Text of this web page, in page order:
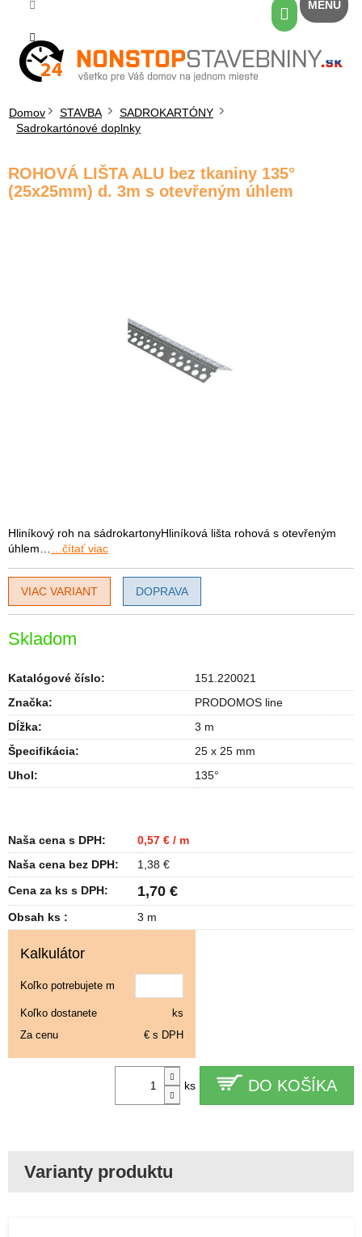
obsah
Nákupný
košík
Domov STAVBA
SADROKARTÓNY
Sadrokartónové doplnky
ROHOVÁ LIŠTA ALU bez tkaniny 135°
(25x25mm) d. 3m s otevřeným úhlem
Skladom
ks DO KOŠÍKA
Hliníkový roh na sádrokartonyHliníková lišta rohová s otevřeným
úhlem…
…čítať viac
Katalógové číslo:
151.220021
Značka:
PRODOMOS line
Dĺžka:
3 m
Špecifikácia:
25 x 25 mm
Uhol: 135°
VIAC VARIANT DOPRAVA
Naša cena s DPH:
0,57 € / m
Naša cena bez DPH:
1,38 €
Cena za ks s DPH:
1,70 €
Obsah ks : 3 m
Kalkulátor
Koľko potrebujete m
Koľko dostanete
ks
Za cenu
€ s DPH